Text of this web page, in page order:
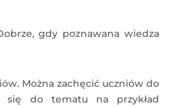
gdy poznawana wiedza
Można zachęcić uczniów do
się do tematu na przykład